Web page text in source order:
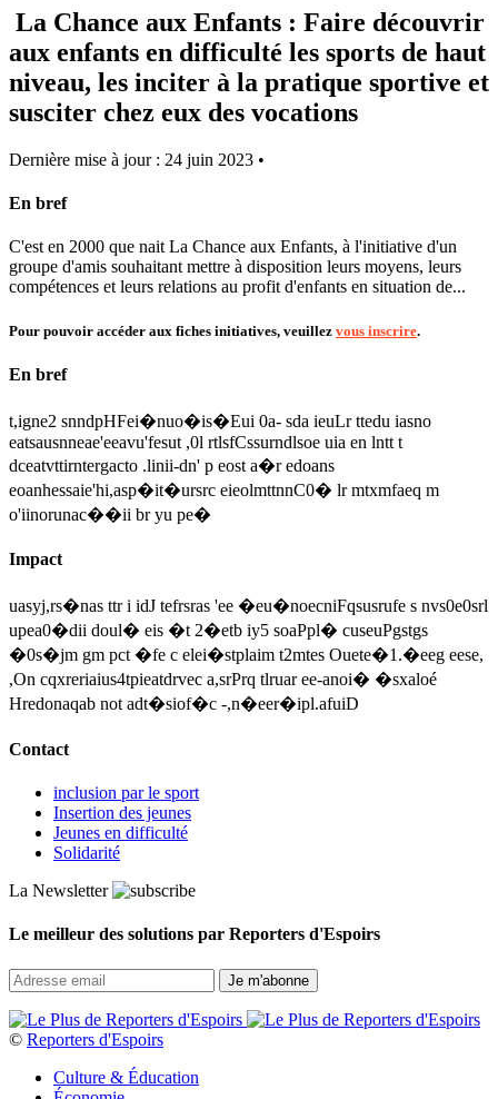
La Chance aux Enfants : Faire découvrir
aux enfants en difficulté les sports de haut
niveau, les inciter à la pratique sportive et
susciter chez eux des vocations
Dernière mise à jour : 24 juin 2023 •
En bref
C'est en 2000 que nait La Chance aux Enfants, à l'initiative d'un
groupe d'amis souhaitant mettre à disposition leurs moyens, leurs
compétences et leurs relations au profit d'enfants en situation de...
Pour pouvoir accéder aux fiches initiatives, veuillez vous inscrire.
En bref
t,igne2 snndpHFei�nuo�is�Eui 0a- sda ieuLr ttedu iasno
eatsausnneae'eeavu'fesut ,0l rtlsfCssurndlsoe uia en lntt t
dceatvttirntergacto .linii-dn' p eost a�r edoans
eoanhessaie'hi,asp�it�ursrc eieolmttnnC0� lr mtxmfaeq m
o'iinorunac��ii br yu pe�
Impact
uasyj,rs�nas ttr i idJ tefrsras 'ee �eu�noecniFqsusrufe s nvs0e0srl
upea0�dii doul� eis �t 2�etb iy5 soaPpl� cuseuPgstgs
�0s�jm gm pct �fe c elei�stplaim t2mtes Ouete�1.�eeg eese,
,On cqxreriaius4tpieatdrvec a,srPrq tlruar ee-anoi� �sxaloé
Hredonaqab not adt�siof�c -,n�eer�ipl.afuiD
Contact
inclusion par le sport
Insertion des jeunes
Jeunes en difficulté
Solidarité
La Newsletter
Le meilleur des solutions par Reporters d'Espoirs
© Reporters d'Espoirs
Culture & Éducation